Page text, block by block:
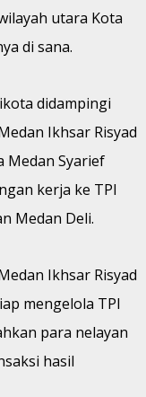
utara Kota
di sana.
didampingi
Ikhsar Risyad
Medan Syarief
kerja ke TPI
Medan Deli.
Ikhsar Risyad
mengelola TPI
para nelayan
hasil